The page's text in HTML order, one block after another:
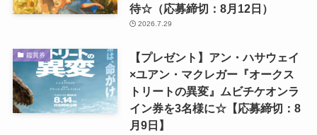
待☆（応募締切：8月12日）
2026.7.29
鑑賞券
【プレゼント】アン・ハサウェイ
×ユアン・マクレガー『オークス
トリートの異変』ムビチケオンラ
イン券を3名様に☆【応募締切：8
月9日】